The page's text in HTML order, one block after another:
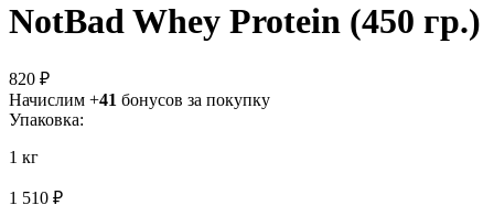
NotBad Whey Protein (450 гр.)
820 ₽
Начислим +41 бонусов за покупку
Упаковка:
1 кг
1 510 ₽